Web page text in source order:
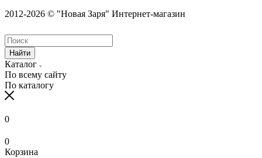
2012-2026 © "Новая Заря" Интернет-магазин
Найти
Каталог
По всему сайту
По каталогу
0
0
Корзина